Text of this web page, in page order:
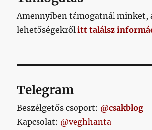
Amennyiben támogatnál minket,
lehetőségekrőlitt találsz
Telegram
Beszélgetős csoport: @csakblog
Kapcsolat: @veghhanta